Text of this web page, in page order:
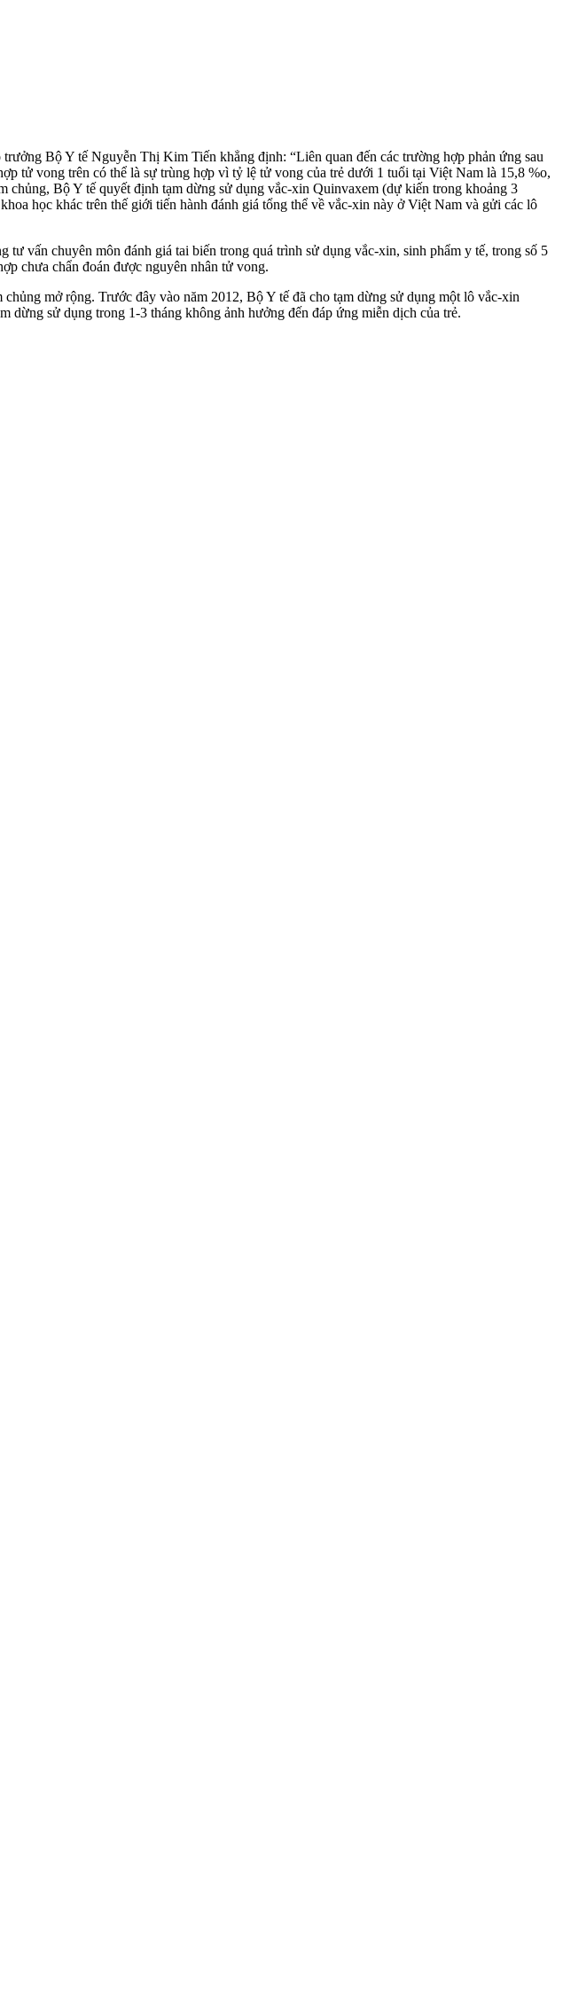
Bộ Y tế Nguyễn Thị Kim Tiến khẳng định: “Liên quan đến các trường hợp phản ứng sau
t‌ử von‌g trên có thể là sự trùng hợp vì tỷ lệ tử vong của trẻ dưới 1 tuổi tại Việt Nam là 15,8 %o,
Bộ Y tế quyết định tạm dừng sử dụng vắc-xin Quinvaxem (dự kiến trong khoảng 3
học khác trên thế giới tiến hành đánh giá tổng thể về vắc-xin này ở Việt Nam và gửi các lô
vấn chuyên môn đánh giá tai biến trong quá trình sử dụng vắc-xin, sinh phẩm y tế, trong số 5
chưa chẩn đoán được nguyên nhân tử vong.
mở rộng. Trước đây vào năm 2012, Bộ Y tế đã cho tạm dừng sử dụng một lô vắc-xin
dừng sử dụng trong 1-3 tháng không ảnh hưởng đến đáp ứng miễn dịch của trẻ.